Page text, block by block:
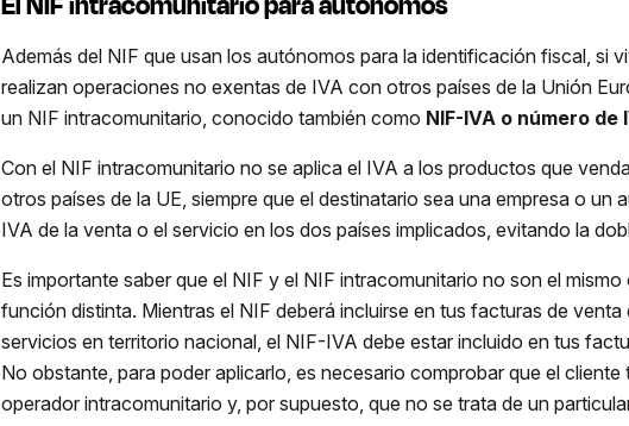
Además del NIF que usan los autónomos para la identificación fiscal, si
realizan operaciones no exentas de IVA con otros países de la Unión
un NIF intracomunitario, conocido también como NIF-IVA o número de
Con el NIF intracomunitario no se aplica el IVA a los productos que
otros países de la UE, siempre que el destinatario sea una empresa o un
IVA de la venta o el servicio en los dos países implicados, evitando la
Es importante saber que el NIF y el NIF intracomunitario no son el
función distinta. Mientras el NIF deberá incluirse en tus facturas de
servicios en territorio nacional, el NIF-IVA debe estar incluido en tus
No obstante, para poder aplicarlo, es necesario comprobar que el
operador intracomunitario y, por supuesto, que no se trata de un